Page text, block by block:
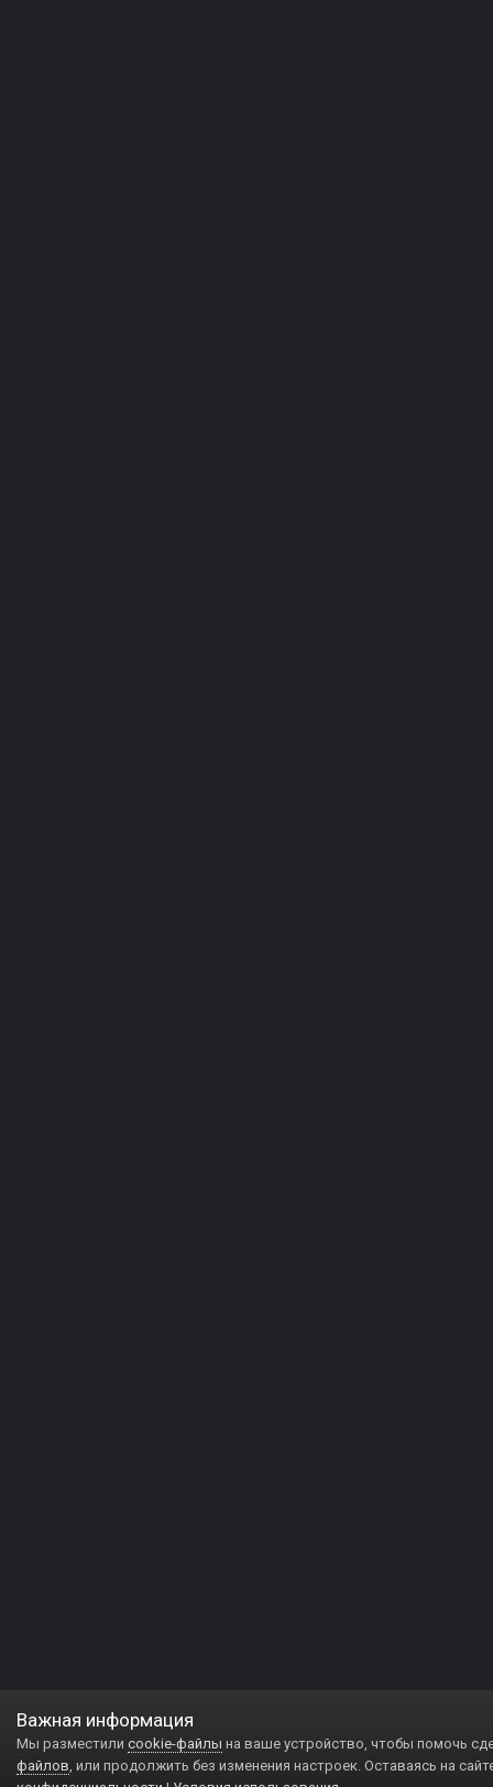
Важная информация
Мы разместили cookie-файлы на ваше устройство, чтобы помочь
файлов, или продолжить без изменения настроек. Оставаясь на